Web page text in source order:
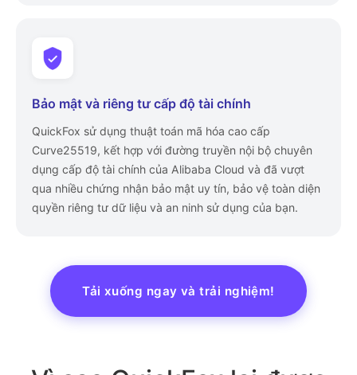
Bảo mật và riêng tư cấp độ tài chính
QuickFox sử dụng thuật toán mã hóa cao cấp
Curve25519, kết hợp với đường truyền nội bộ chuyên
dụng cấp độ tài chính của Alibaba Cloud và đã vượt
qua nhiều chứng nhận bảo mật uy tín, bảo vệ toàn diện
quyền riêng tư dữ liệu và an ninh sử dụng của bạn.
Tải xuống ngay và trải nghiệm!